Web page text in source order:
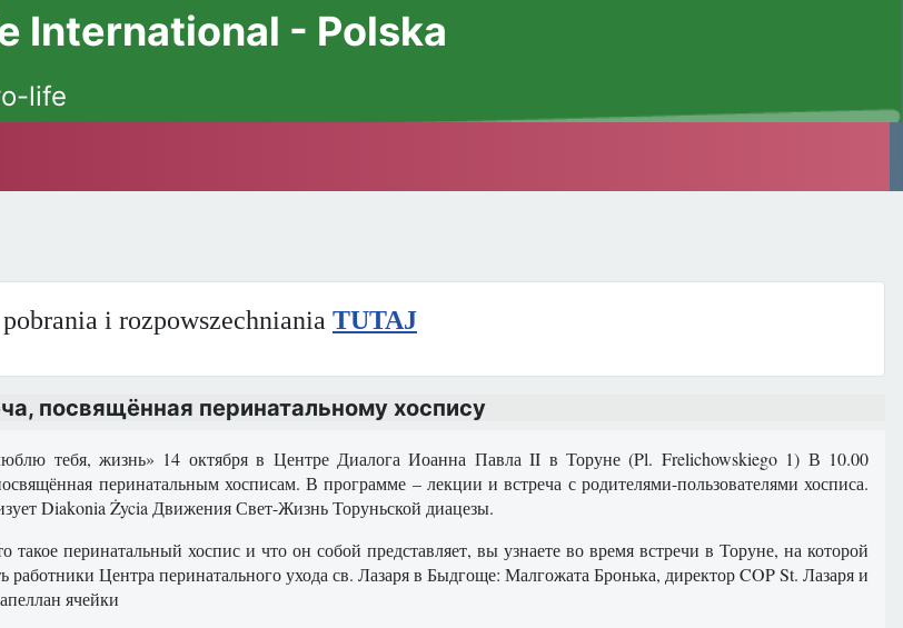
International - Polska
life
i rozpowszechniania TUTAJ
посвящённая перинатальному хоспису
тебя, жизнь» 14 октября в Центре Диалога Иоанна Павла II в Торуне (Pl. Frelichowskiego 1) В 10.00
перинатальным хосписам. В программе – лекции и встреча с родителями-пользователями хосписа.
Diakonia Życia Движения Свет-Жизнь Торуньской диацезы.
такое перинатальный хоспис и что он собой представляет, вы узнаете во время встречи в Торуне, на которой
работники Центра перинатального ухода св. Лазаря в Быдгоще: Малгожата Бронька, директор COP St. Лазаря и
ячейки